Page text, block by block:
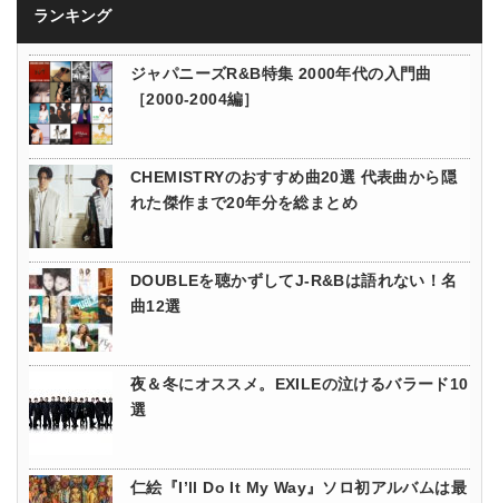
ランキング
ジャパニーズR&B特集 2000年代の入門曲
［2000-2004編］
CHEMISTRYのおすすめ曲20選 代表曲から隠
れた傑作まで20年分を総まとめ
DOUBLEを聴かずしてJ-R&Bは語れない！名
曲12選
夜＆冬にオススメ。EXILEの泣けるバラード10
選
仁絵『I’ll Do It My Way』ソロ初アルバムは最